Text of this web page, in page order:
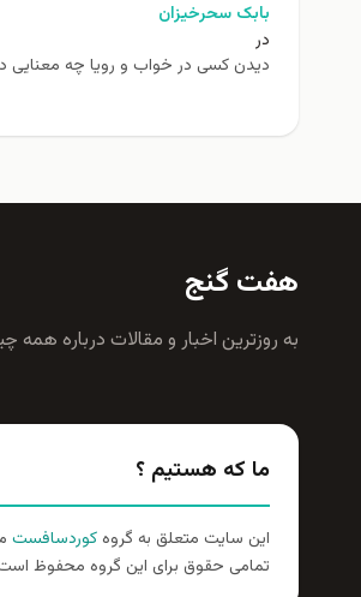
بابک سحرخیزان
در
دیدن کسی در خواب و رویا چه معنایی
هفت گنج
به روزترين اخبار و مقالات درباره همه
ما که هستیم ؟
این سایت متعلق به گروهکوردسافست
تمامی حقوق برای این گروه محفوظ